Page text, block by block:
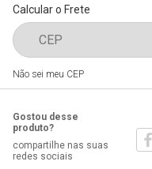
Calcular o Frete
Não sei meu CEP
Gostou desse
produto?
compartilhe nas suas
redes sociais